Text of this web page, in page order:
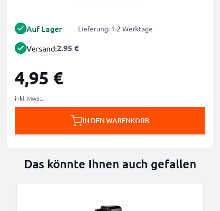
Auf Lager Lieferung: 1-2 Werktage
Versand:2.95 €
4,95 €
inkl. MwSt.
IN DEN WARENKORB
Das könnte Ihnen auch gefallen